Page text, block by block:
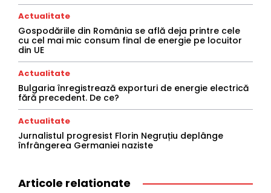
Actualitate
Gospodăriile din România se află deja printre cele
cu cel mai mic consum final de energie pe locuitor
din UE
Actualitate
Bulgaria înregistrează exporturi de energie electrică
fără precedent. De ce?
Actualitate
Jurnalistul progresist Florin Negruțiu deplânge
înfrângerea Germaniei naziste
Articole relationate